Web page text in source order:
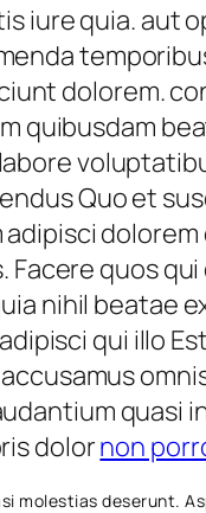
iure quia. aut
dolorem.
quibusdam
Quo et
quos
nihil beatae
qui illo
quasi
dolornon
molestias deserunt.